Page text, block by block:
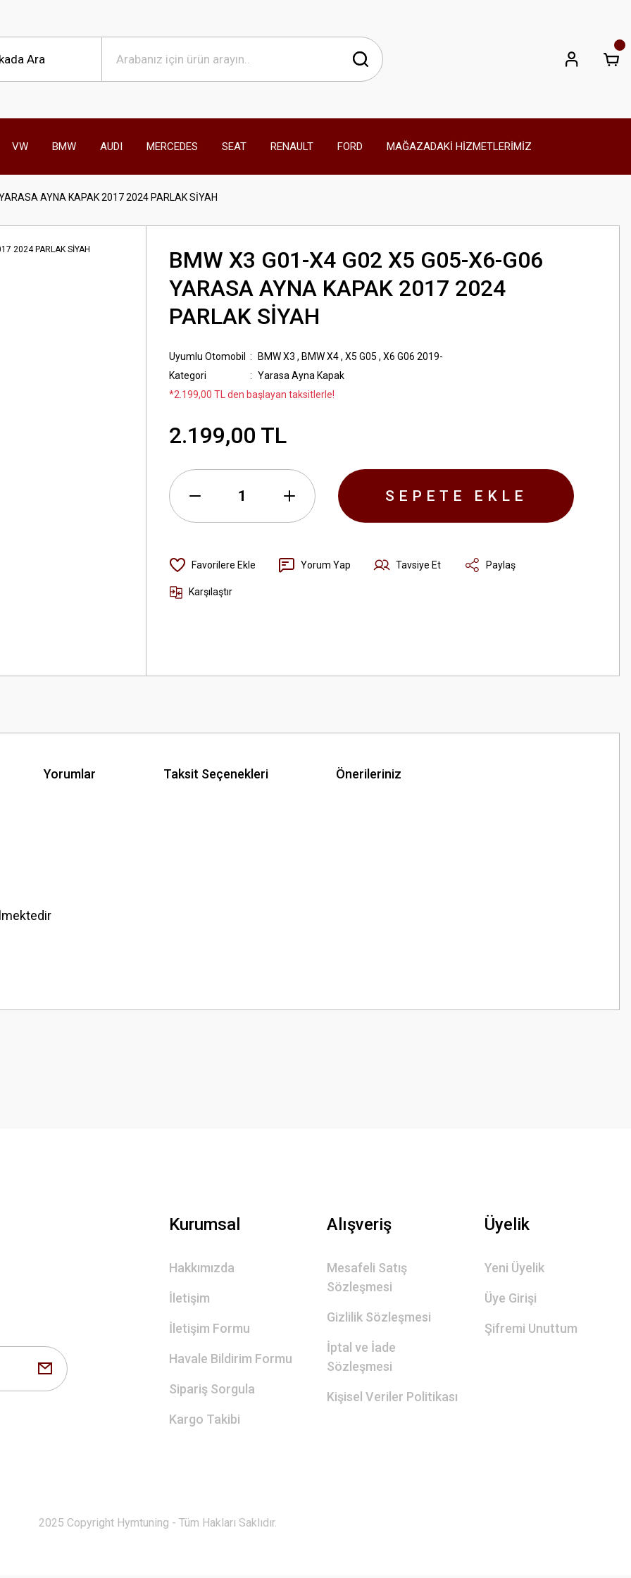
VW BMW AUDI MERCEDES SEAT RENAULT FORD MAĞAZADAKİ HİZMETLERİMİZ
AYNA KAPAK 2017 2024 PARLAK SİYAH
BMW X3 G01-X4 G02 X5 G05-X6-G06
YARASA AYNA KAPAK 2017 2024
PARLAK SİYAH
Uyumlu Otomobil BMW X3 , BMW X4, X5 G05 , X6 G06 2019-
Kategori
Yarasa Ayna Kapak
*2.199,00 TL den başlayan taksitlerle!
2.199,00 TL
SEPETE EKLE
Yorum Yap Tavsiye Et Paylaş
Karşılaştır
Yorumlar Taksit Seçenekleri Önerileriniz
Kurumsal
Hakkımızda
İletişim
İletişim Formu
Havale Bildirim Formu
Sipariş Sorgula
Kargo Takibi
Alışveriş
Mesafeli Satış
Sözleşmesi
Gizlilik Sözleşmesi
İptal ve İade
Sözleşmesi
Kişisel Veriler Politikası
Üyelik
Yeni Üyelik
Üye Girişi
Şifremi Unuttum
2025 Copyright Hymtuning - Tüm Hakları Saklıdır.